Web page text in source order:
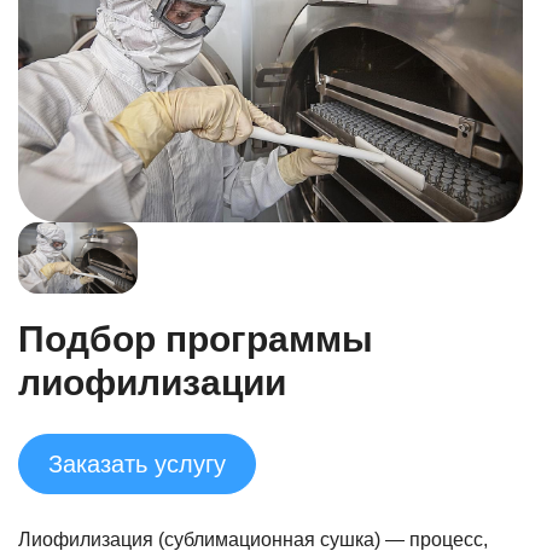
Подбор программы
лиофилизации
Заказать услугу
Лиофилизация (сублимационная сушка) — процесс,